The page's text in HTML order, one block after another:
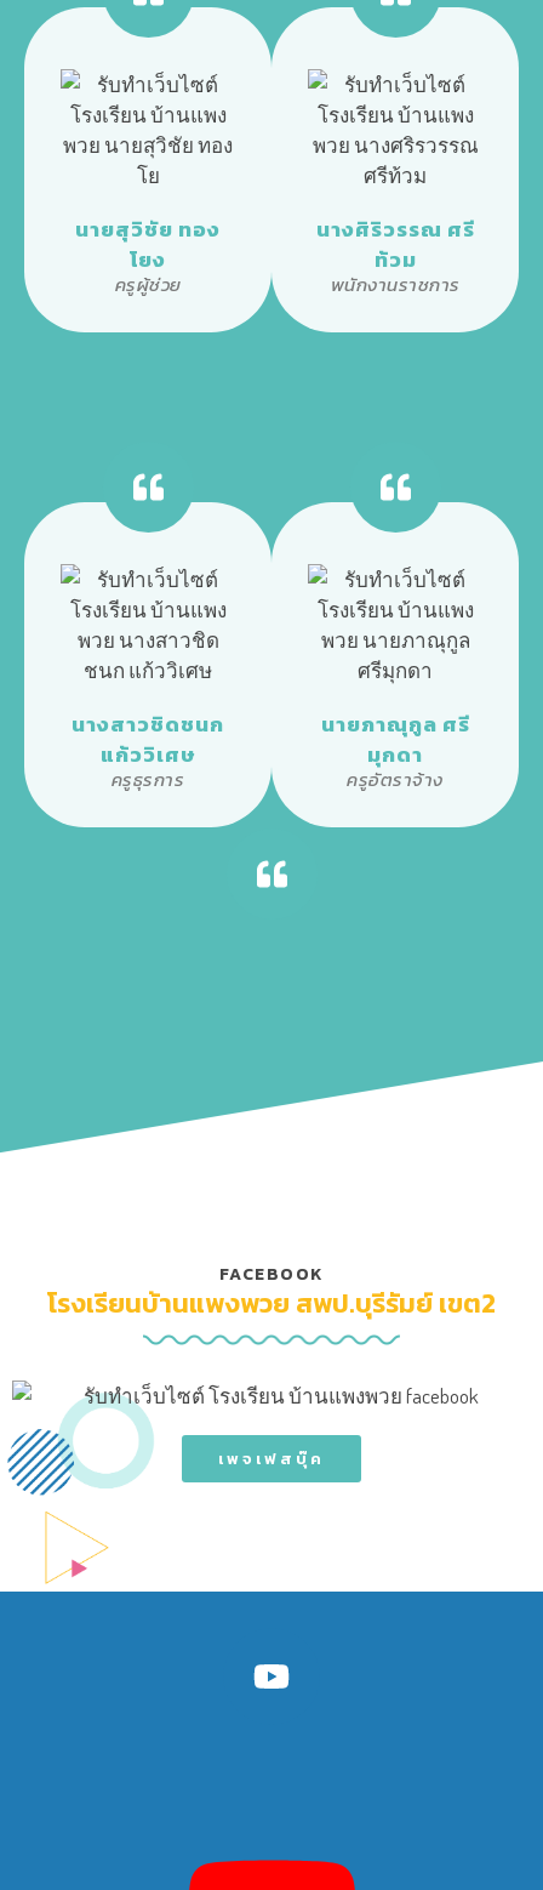
นายสุวิชัย ทอง
โยง
ครูผู้ช่วย
นางศิริวรรณ ศรี
ท้วม
พนักงานราชการ
นางสาวชิดชนก
แก้ววิเศษ
ครูธุรการ
นายภาณุกูล ศรี
มุกดา
ครูอัตราจ้าง
FACEBOOK
โรงเรียนบ้านแพงพวย สพป.บุรีรัมย์ เขต2
เพจเฟสบุ๊ค